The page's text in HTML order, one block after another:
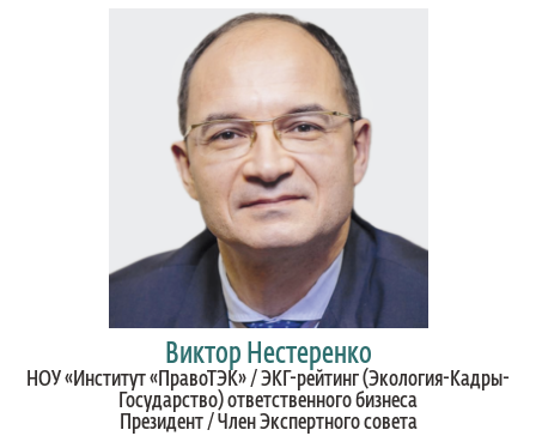
Виктор Нестеренко
НОУ «Институт «ПравоТЭК» / ЭКГ-рейтинг (Экология-Кадры-
Государство) ответственного бизнеса
Президент / Член Экспертного совета